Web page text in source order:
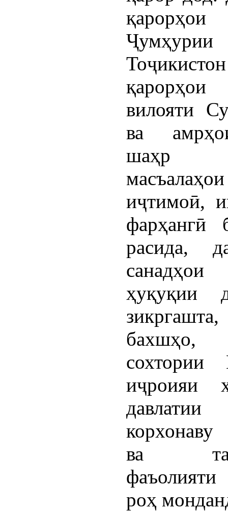
қарорҳои
Ҷумҳурии
вилояти
ва
шаҳр
иҷтимоӣ,
фарҳангӣ
расида,
ҳуқуқии
бахшҳо,
сохтории
иҷроияи
ва
роҳ